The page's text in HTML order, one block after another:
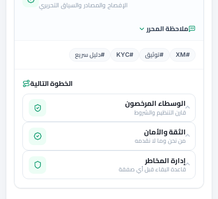
الإفصاح والمصادر والسياق التحريري
ملاحظة المحرر
#XM #توثيق #KYC #دليل سريع
الخطوة التالية
الوسطاء المرخصون
قارن التنظيم والشروط
الثقة والأمان
من نحن وما لا نقدمه
إدارة المخاطر
قاعدة البقاء قبل أي صفقة